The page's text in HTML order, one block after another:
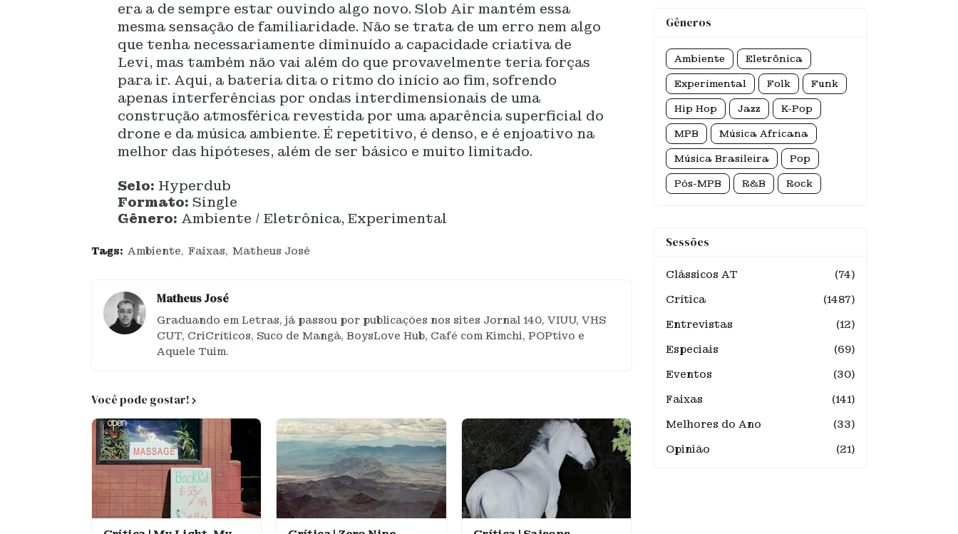
era a de sempre estar ouvindo algo novo. Slob Air mantém essa
mesma sensação de familiaridade. Não se trata de um erro nem algo
que tenha necessariamente diminuído a capacidade criativa de
Levi, mas também não vai além do que provavelmente teria forças
para ir. Aqui, a bateria dita o ritmo do início ao fim, sofrendo
apenas interferências por ondas interdimensionais de uma
construção atmosférica revestida por uma aparência superficial do
drone e da música ambiente. É repetitivo, é denso, e é enjoativo na
melhor das hipóteses, além de ser básico e muito limitado.
Selo: Hyperdub
Formato:Single
Gênero: Ambiente / Eletrônica, Experimental
Tags: Ambiente Faixas Matheus José
Matheus José
Graduando em Letras, já passou por publicações nos sites Jornal 140, VIUU, VHS
CUT, CriCríticos, Suco de Mangá, BoysLove Hub, Café com Kimchi, POPtivo e
Aquele Tuim.
Você pode gostar!
Gêneros
Ambiente Eletrônica
Experimental Folk Funk
Hip Hop Jazz K-Pop
MPB Música Africana
Música Brasileira Pop
Pós-MPB R&B Rock
Sessões
Clássicos AT
(74)
Crítica
(1487)
Entrevistas
(12)
Especiais
(69)
Eventos
(30)
Faixas
(141)
Melhores do Ano
(33)
Opinião
(21)